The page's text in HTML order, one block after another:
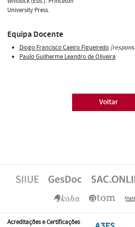
University Press.
Equipa Docente
Diogo Francisco Caeiro Figueiredo
Paulo Guilherme Leandro de Oliveira
Voltar
Acreditações e Certificações